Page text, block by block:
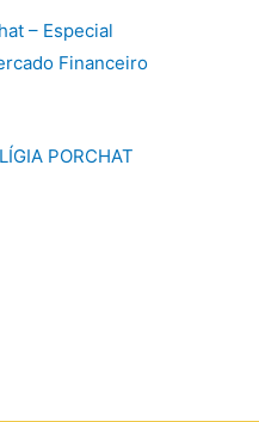
– Especial
Financeiro
PORCHAT